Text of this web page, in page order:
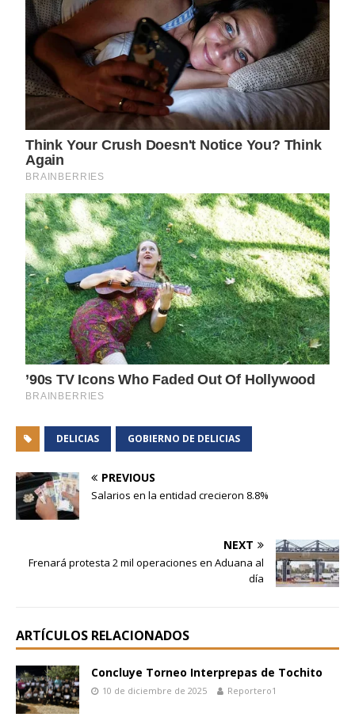
DELICIAS GOBIERNO DE DELICIAS
PREVIOUS
Salarios en la entidad crecieron 8.8%
NEXT
Frenará protesta 2 mil operaciones en Aduana al
día
ARTÍCULOS RELACIONADOS
Concluye Torneo Interprepas de Tochito
10 de diciembre de 2025 Reportero1